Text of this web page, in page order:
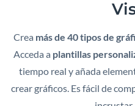
Crea más de 40 tipos de
Acceda a plantillas
tiempo real y añada
crear gráficos. Es fácil de